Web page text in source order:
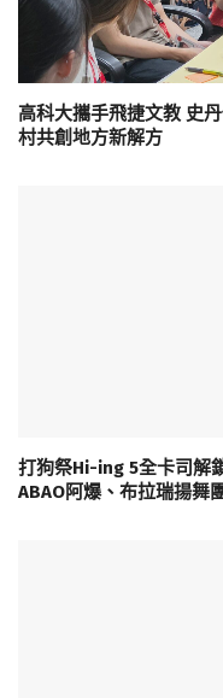
高科大攜手飛捷文教 史
村共創地方新解方
打狗祭Hi-ing 5全卡司解
ABAO阿爆、布拉瑞揚舞